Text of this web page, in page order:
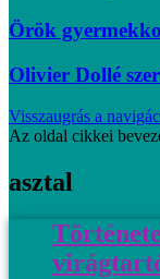
Örök
Olivier Dollé
Visszaugrás a
Az oldal cikkei
asztal